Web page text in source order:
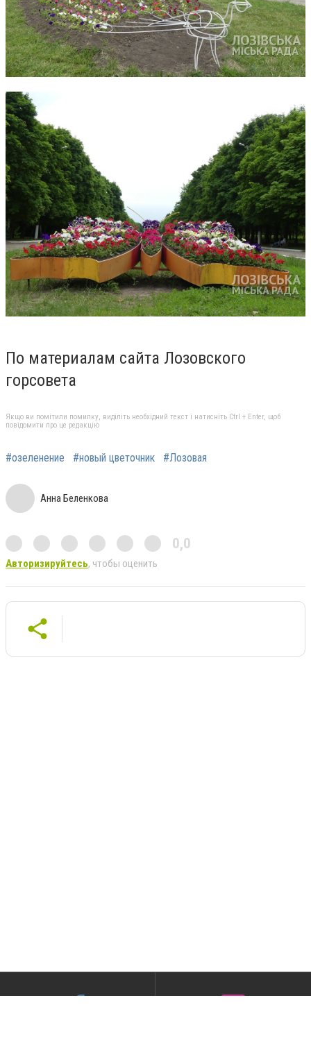
По материалам сайта Лозовского
горсовета
Якщо ви помітили помилку, виділіть необхідний текст і натисніть Ctrl + Enter, щоб
повідомити про це редакцію
#озеленение #новый цветочник #Лозовая
Анна Беленкова
0,0
Авторизируйтесь, чтобы оценить